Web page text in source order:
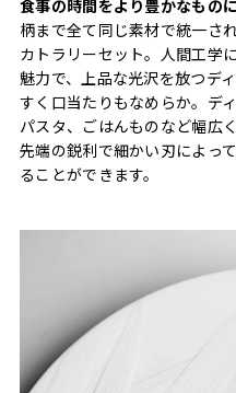
食事の時間をより豊かなもの
柄まで全て同じ素材で統一さ
カトラリーセット。人間工学
魅力で、上品な光沢を放つデ
すく口当たりもなめらか。デ
パスタ、ごはんものなど幅広
先端の鋭利で細かい刃によっ
ることができます。